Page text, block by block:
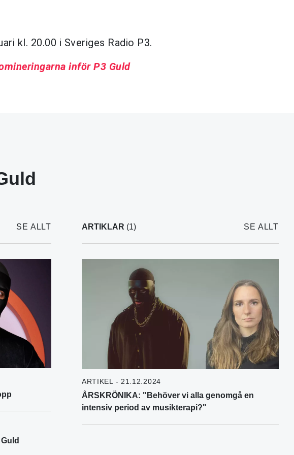
kl. 20.00 i Sveriges Radio P3.
inför P3 Guld
SE ALLT ARTIKLAR (1) SE ALLT
ARTIKEL - 21.12.2024
ÅRSKRÖNIKA: "Behöver vi alla genomgå en
intensiv period av musikterapi?"